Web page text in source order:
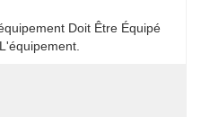
Doit Être Équipé